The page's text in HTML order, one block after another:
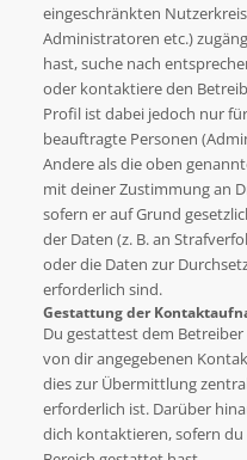
eingeschränkten
Administratoren etc.)
hast, suche nach
oder kontaktiere den
Profil ist dabei jedoch nur
beauftragte Personen
Andere als die oben
mit deiner Zustimmung an
sofern er auf Grund
der Daten (z. B. an
oder die Daten zur
erforderlich sind.
Gestattung der
Du gestattest dem
von dir angegebenen
dies zur Übermittlung
erforderlich ist. Darüber
dich kontaktieren, sofern